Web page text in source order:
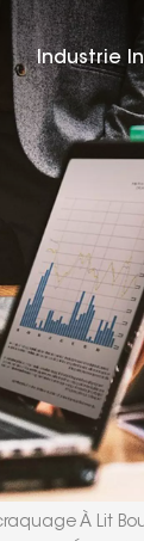
Industrie
À Lit